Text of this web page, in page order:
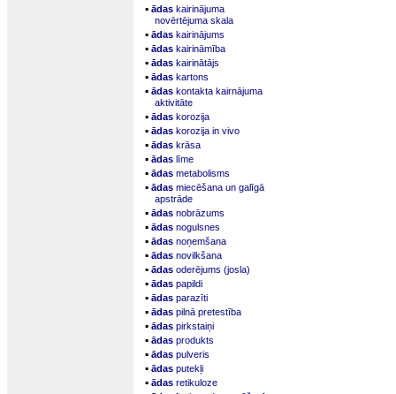
▪ ādas kairinājuma
novērtējuma skala
▪ ādas kairinājums
▪ ādas kairināmība
▪ ādas kairinātājs
▪ ādas kartons
▪ ādas kontakta kairnājuma
aktivitāte
▪ ādas korozija
▪ ādas korozija in vivo
▪ ādas krāsa
▪ ādas līme
▪ ādas metabolisms
▪ ādas miecēšana un galīgā
apstrāde
▪ ādas nobrāzums
▪ ādas nogulsnes
▪ ādas noņemšana
▪ ādas novilkšana
▪ ādas oderējums (josla)
▪ ādas papildi
▪ ādas parazīti
▪ ādas pilnā pretestība
▪ ādas pirkstaiņi
▪ ādas produkts
▪ ādas pulveris
▪ ādas putekļi
▪ ādas retikuloze